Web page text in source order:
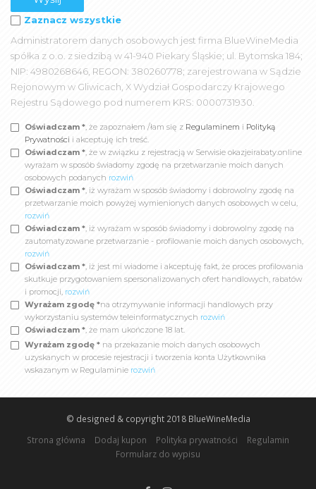
Zaznacz wszystkie
Administratorem danych osobowych jest firma BlueWineMedia
spółka z o.o. z siedzibą w 41-940 Piekary Śląskie; ul. Bytomska 184;
NIP: 4980268646, REGON: 380260778; zarejestrowana w Sądzie
Rejonowym w Gliwicach, X Wydział Gospodarczy Krajowego
Rejestru Sądowego pod numerem KRS: 0000731930.
Oświadczam *, że zapoznałem /łam się z Regulaminem i Polityką
Prywatności i akceptuję ich treść.
Oświadczam *, że w związku z rejestracją w Serwisie okazjeirabaty.online
wyrażam w sposób świadomy zgodę na przetwarzanie moich danych
osobowych podanych rozwiń
Oświadczam *, iż wyrażam w sposób świadomy i dobrowolny zgodę na
przetwarzanie moich powyżej wymienionych danych osobowych w celu,
rozwiń
Oświadczam *, iż wyrażam w sposób świadomy i dobrowolny zgodę na
zautomatyzowane przetwarzanie - profilowanie moich danych osobowych,
rozwiń
Oświadczam *, iż jest mi wiadome i akceptuję fakt, że proces profilowania
skutkuje przygotowaniem spersonalizowanych ofert handlowych, rabatów
i promocji, rozwiń
Wyrażam zgodę *na otrzymywanie informacji handlowych przy
wykorzystaniu systemów teleinformatycznych rozwiń
Oświadczam *, że mam ukończone 18 lat.
Wyrażam zgodę * na przekazanie moich danych osobowych
uzyskanych w procesie rejestracji i tworzenia konta Użytkownika
wskazanym w Regulaminie rozwiń
© designed & copyright 2018 BlueWineMedia
Strona główna
Dodaj kupon Polityka prywatności
Regulamin
Formularz do wypisu